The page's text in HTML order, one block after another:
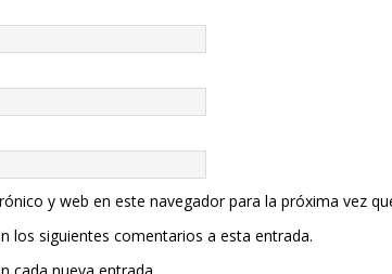
y web en este navegador para la próxima vez
los siguientes comentarios a esta entrada.
cada nueva entrada.